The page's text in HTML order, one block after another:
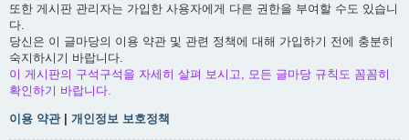
또한 게시판 관리자는 가입한 사용자에게 다른 권한을 부여할 수도 있습니
다.
당신은 이 글마당의 이용 약관 및 관련 정책에 대해 가입하기 전에 충분히
숙지하시기 바랍니다.
이 게시판의 구석구석을 자세히 살펴 보시고, 모든 글마당 규칙도 꼼꼼히
확인하기 바랍니다.
이용 약관| 개인정보 보호정책